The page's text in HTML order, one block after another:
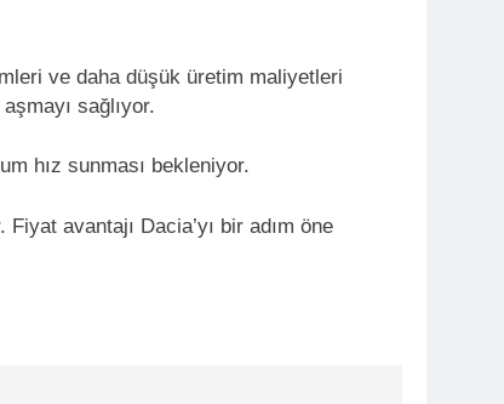
ve daha düşük üretim maliyetleri
sağlıyor.
hız sunması bekleniyor.
avantajı Dacia’yı bir adım öne